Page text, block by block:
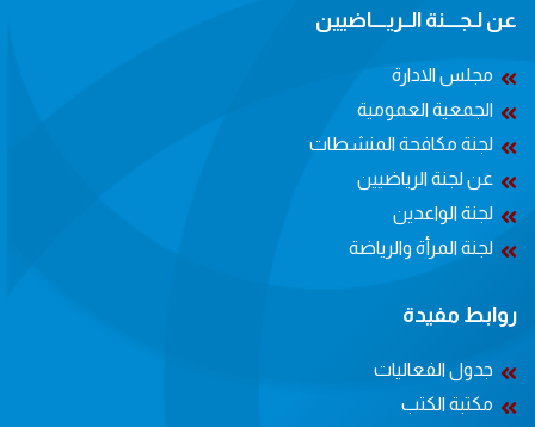
عن لـجــــنة الــريــــاضيين
مجلس الادارة
الجمعية العمومية
لجنة مكافحة المنشطات
عن لجنة الرياضيين
لجنة الواعدين
لجنة المرأة والرياضة
روابط مفيدة
جدول الفعاليات
مكتبة الكتب